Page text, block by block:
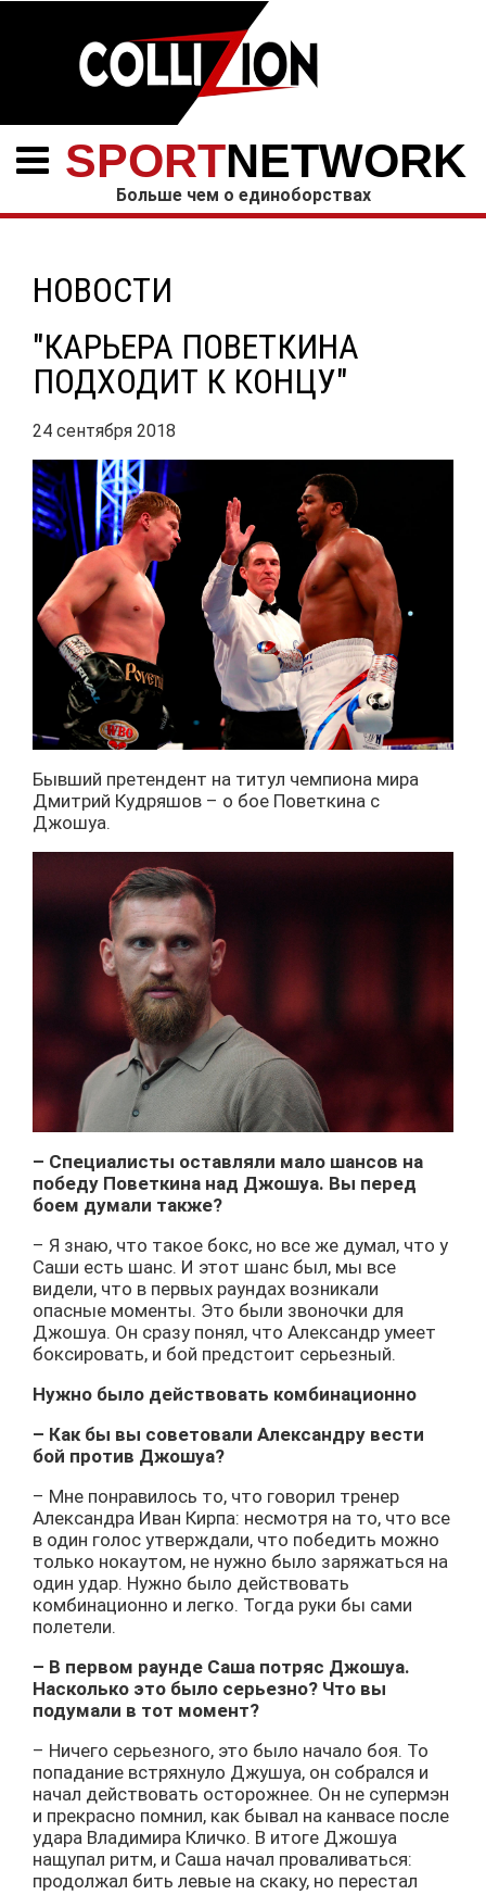
SPORTNETWORK
Больше чем о единоборствах
НОВОСТИ
"КАРЬЕРА ПОВЕТКИНА
ПОДХОДИТ К КОНЦУ"
24 сентября 2018
Бывший претендент на титул чемпиона мира
Дмитрий Кудряшов – о бое Поветкина с
Джошуа.
– Специалисты оставляли мало шансов на
победу Поветкина над Джошуа. Вы перед
боем думали также?
– Я знаю, что такое бокс, но все же думал, что у
Саши есть шанс. И этот шанс был, мы все
видели, что в первых раундах возникали
опасные моменты. Это были звоночки для
Джошуа. Он сразу понял, что Александр умеет
боксировать, и бой предстоит серьезный.
Нужно было действовать комбинационно
– Как бы вы советовали Александру вести
бой против Джошуа?
– Мне понравилось то, что говорил тренер
Александра Иван Кирпа: несмотря на то, что все
в один голос утверждали, что победить можно
только нокаутом, не нужно было заряжаться на
один удар. Нужно было действовать
комбинационно и легко. Тогда руки бы сами
полетели.
– В первом раунде Саша потряс Джошуа.
Насколько это было серьезно? Что вы
подумали в тот момент?
– Ничего серьезного, это было начало боя. То
попадание встряхнуло Джушуа, он собрался и
начал действовать осторожнее. Он не супермэн
и прекрасно помнил, как бывал на канвасе после
удара Владимира Кличко. В итоге Джошуа
нащупал ритм, и Саша начал проваливаться:
продолжал бить левые на скаку, но перестал